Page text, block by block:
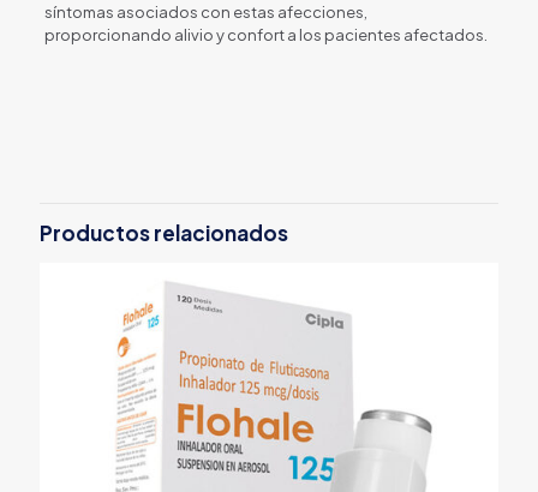
síntomas asociados con estas afecciones,
proporcionando alivio y confort a los pacientes afectados.
Productos relacionados